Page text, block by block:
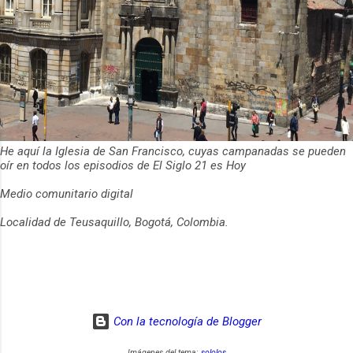
He aquí la Iglesia de San Francisco, cuyas campanadas se pueden
oír en todos los episodios de El Siglo 21 es Hoy
Medio comunitario digital
Localidad de Teusaquillo, Bogotá, Colombia.
Con la tecnología de Blogger